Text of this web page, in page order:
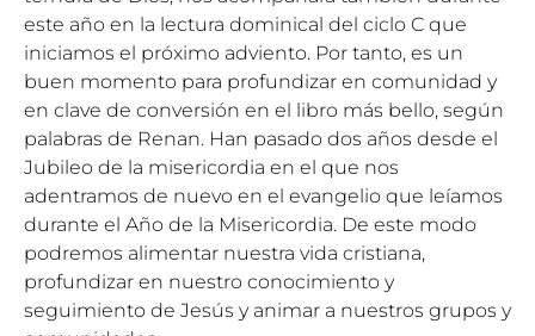
este año en la lectura dominical del ciclo C que
iniciamos el próximo adviento. Por tanto, es un
buen momento para profundizar en comunidad y
en clave de conversión en el libro más bello, según
palabras de Renan. Han pasado dos años desde el
Jubileo de la misericordia en el que nos
adentramos de nuevo en el evangelio que leíamos
durante el Año de la Misericordia. De este modo
podremos alimentar nuestra vida cristiana,
profundizar en nuestro conocimiento y
seguimiento de Jesús y animar a nuestros grupos y